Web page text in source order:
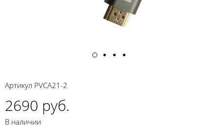
Артикул PVCA21-2
2690 руб.
В наличии